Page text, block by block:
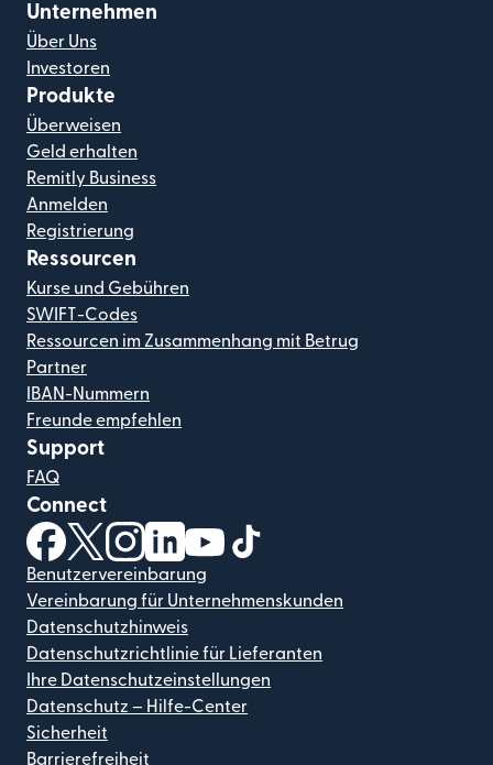
Unternehmen
Über Uns
Investoren
Produkte
Überweisen
Geld erhalten
Remitly Business
Anmelden
Registrierung
Ressourcen
Kurse und Gebühren
SWIFT-Codes
Ressourcen im Zusammenhang mit Betrug
Partner
IBAN-Nummern
Freunde empfehlen
Support
FAQ
Connect
(wird in einem neuen Fenster geöffnet)
(wird in einem neuen Fenster geöffnet)
(wird in einem neuen Fenster geöffnet)
(wird in einem neuen Fenster geöffnet)
(wird in einem neuen Fenster
Benutzervereinbarung
Vereinbarung für Unternehmenskunden
Datenschutzhinweis
Datenschutzrichtlinie für Lieferanten
Ihre Datenschutzeinstellungen
Datenschutz – Hilfe-Center
Sicherheit
Barrierefreiheit